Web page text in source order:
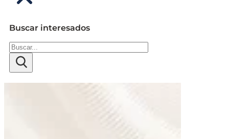
Buscar interesados
Buscar